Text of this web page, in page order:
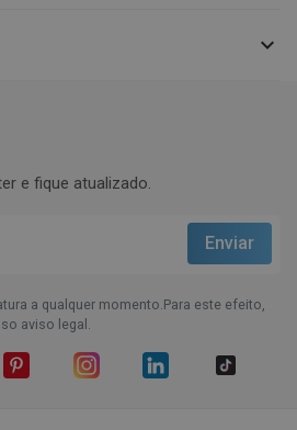

e fique atualizado.
a qualquer momento.Para este efeito,
aviso legal.